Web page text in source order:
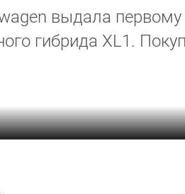
выдала
гибрида XL1.